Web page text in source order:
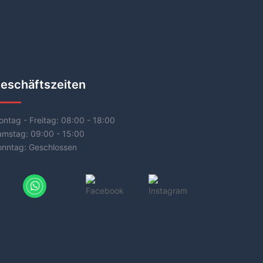
- Freitag: 08:00 - 18:00
09:00 - 15:00
Geschlossen